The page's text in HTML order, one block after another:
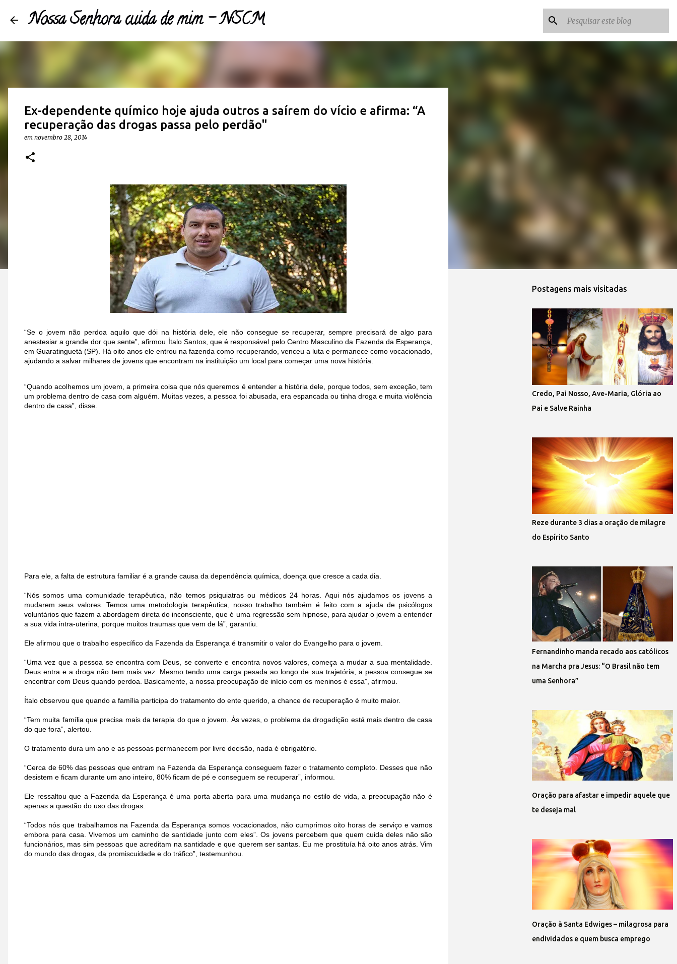
Nossa Senhora cuida de mim - NSCM
Ex-dependente químico hoje ajuda outros a saírem do vício e afirma: “A
recuperação das drogas passa pelo perdão"
em novembro 28, 2014
“Se o jovem não perdoa aquilo que dói na história dele, ele não consegue se recuperar, sempre precisará de algo para
anestesiar a grande dor que sente”, afirmou Ítalo Santos, que é responsável pelo Centro Masculino da Fazenda da Esperança,
em Guaratinguetá (SP). Há oito anos ele entrou na fazenda como recuperando, venceu a luta e permanece como vocacionado,
ajudando a salvar milhares de jovens que encontram na instituição um local para começar uma nova história.
“Quando acolhemos um jovem, a primeira coisa que nós queremos é entender a história dele, porque todos, sem exceção, tem
um problema dentro de casa com alguém. Muitas vezes, a pessoa foi abusada, era espancada ou tinha droga e muita violência
dentro de casa”, disse.
Para ele, a falta de estrutura familiar é a grande causa da dependência química, doença que cresce a cada dia.
“Nós somos uma comunidade terapêutica, não temos psiquiatras ou médicos 24 horas. Aqui nós ajudamos os jovens a
mudarem seus valores. Temos uma metodologia terapêutica, nosso trabalho também é feito com a ajuda de psicólogos
voluntários que fazem a abordagem direta do inconsciente, que é uma regressão sem hipnose, para ajudar o jovem a entender
a sua vida intra-uterina, porque muitos traumas que vem de lá”, garantiu.
Ele afirmou que o trabalho específico da Fazenda da Esperança é transmitir o valor do Evangelho para o jovem.
“Uma vez que a pessoa se encontra com Deus, se converte e encontra novos valores, começa a mudar a sua mentalidade.
Deus entra e a droga não tem mais vez. Mesmo tendo uma carga pesada ao longo de sua trajetória, a pessoa consegue se
encontrar com Deus quando perdoa. Basicamente, a nossa preocupação de início com os meninos é essa”, afirmou.
Ítalo observou que quando a família participa do tratamento do ente querido, a chance de recuperação é muito maior.
“Tem muita família que precisa mais da terapia do que o jovem. Às vezes, o problema da drogadição está mais dentro de casa
do que fora”, alertou.
O tratamento dura um ano e as pessoas permanecem por livre decisão, nada é obrigatório.
“Cerca de 60% das pessoas que entram na Fazenda da Esperança conseguem fazer o tratamento completo. Desses que não
desistem e ficam durante um ano inteiro, 80% ficam de pé e conseguem se recuperar”, informou.
Ele ressaltou que a Fazenda da Esperança é uma porta aberta para uma mudança no estilo de vida, a preocupação não é
apenas a questão do uso das drogas.
“Todos nós que trabalhamos na Fazenda da Esperança somos vocacionados, não cumprimos oito horas de serviço e vamos
embora para casa. Vivemos um caminho de santidade junto com eles”. Os jovens percebem que quem cuida deles não são
funcionários, mas sim pessoas que acreditam na santidade e que querem ser santas. Eu me prostituía há oito anos atrás. Vim
do mundo das drogas, da promiscuidade e do tráfico”, testemunhou.
Postagens mais visitadas
Credo, Pai Nosso, Ave-Maria, Glória ao
Pai e Salve Rainha
Reze durante 3 dias a oração de milagre
do Espírito Santo
Fernandinho manda recado aos católicos
na Marcha pra Jesus: “O Brasil não tem
uma Senhora”
Oração para afastar e impedir aquele que
te deseja mal
Oração à Santa Edwiges – milagrosa para
endividados e quem busca emprego